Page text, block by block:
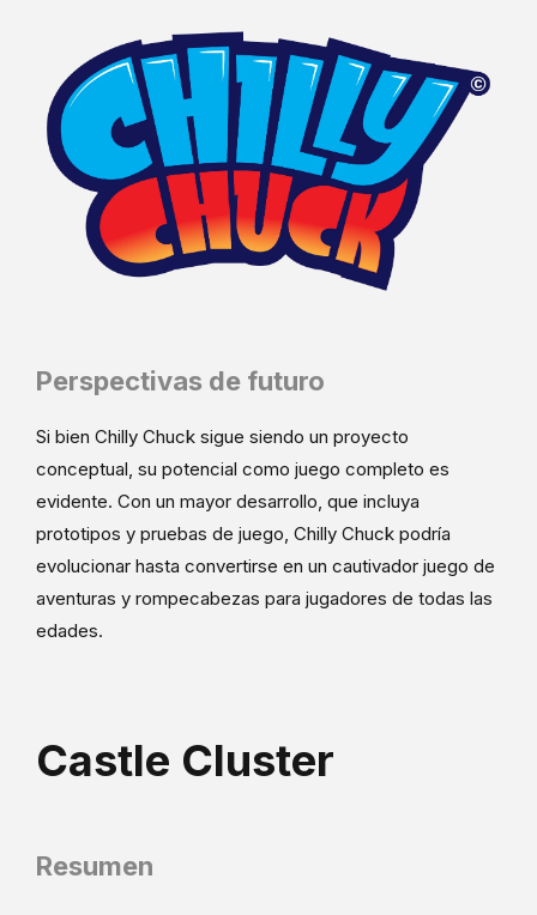
Perspectivas de futuro
Si bien Chilly Chuck sigue siendo un proyecto
conceptual, su potencial como juego completo es
evidente. Con un mayor desarrollo, que incluya
prototipos y pruebas de juego, Chilly Chuck podría
evolucionar hasta convertirse en un cautivador juego de
aventuras y rompecabezas para jugadores de todas las
edades.
Castle Cluster
Resumen